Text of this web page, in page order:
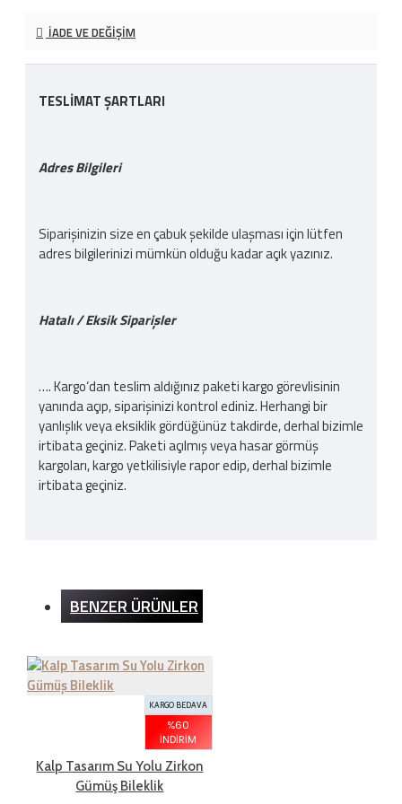
İADE VE DEĞIŞIM
TESLİMAT ŞARTLARI
Adres Bilgileri
Siparişinizin size en çabuk şekilde ulaşması için lütfen
adres bilgilerinizi mümkün olduğu kadar açık yazınız.
Hatalı / Eksik Siparişler
…. Kargo‘dan teslim aldığınız paketi kargo görevlisinin
yanında açıp, siparişinizi kontrol ediniz. Herhangi bir
yanlışlık veya eksiklik gördüğünüz takdirde, derhal bizimle
irtibata geçiniz. Paketi açılmış veya hasar görmüş
kargoları, kargo yetkilisiyle rapor edip, derhal bizimle
irtibata geçiniz.
İnternet sitemizden yapılan bütün alışverişlerde 200TL
dışında hiçbir ücret ödemezsiniz.
İade süresi kaç gün?
BENZER ÜRÜNLER
KARGO BEDAVA
%60
İNDIRIM
Kalp Tasarım Su Yolu Zirkon
Gümüş Bileklik